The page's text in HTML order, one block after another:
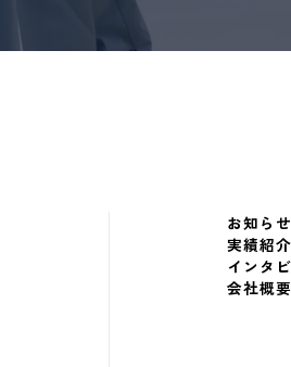
お知らせ
実績紹介
インタ
会社概要